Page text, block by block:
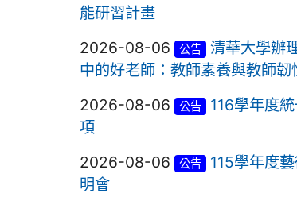
能研習計畫
2026-08-06 公告
清華大學辦
中的好老師：教師素養與教師韌
2026-08-06 公告
116學年度
項
2026-08-06 公告
115學年度
明會